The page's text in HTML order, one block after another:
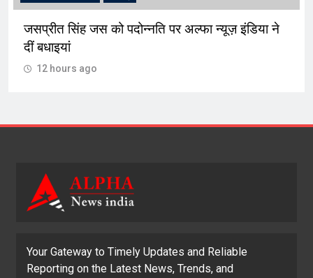
जसप्रीत सिंह जस को पदोन्नति पर अल्फा न्यूज़ इंडिया ने
दीं बधाइयां
12 hours ago
Your Gateway to Timely Updates and Reliable
Reporting on the Latest News, Trends, and